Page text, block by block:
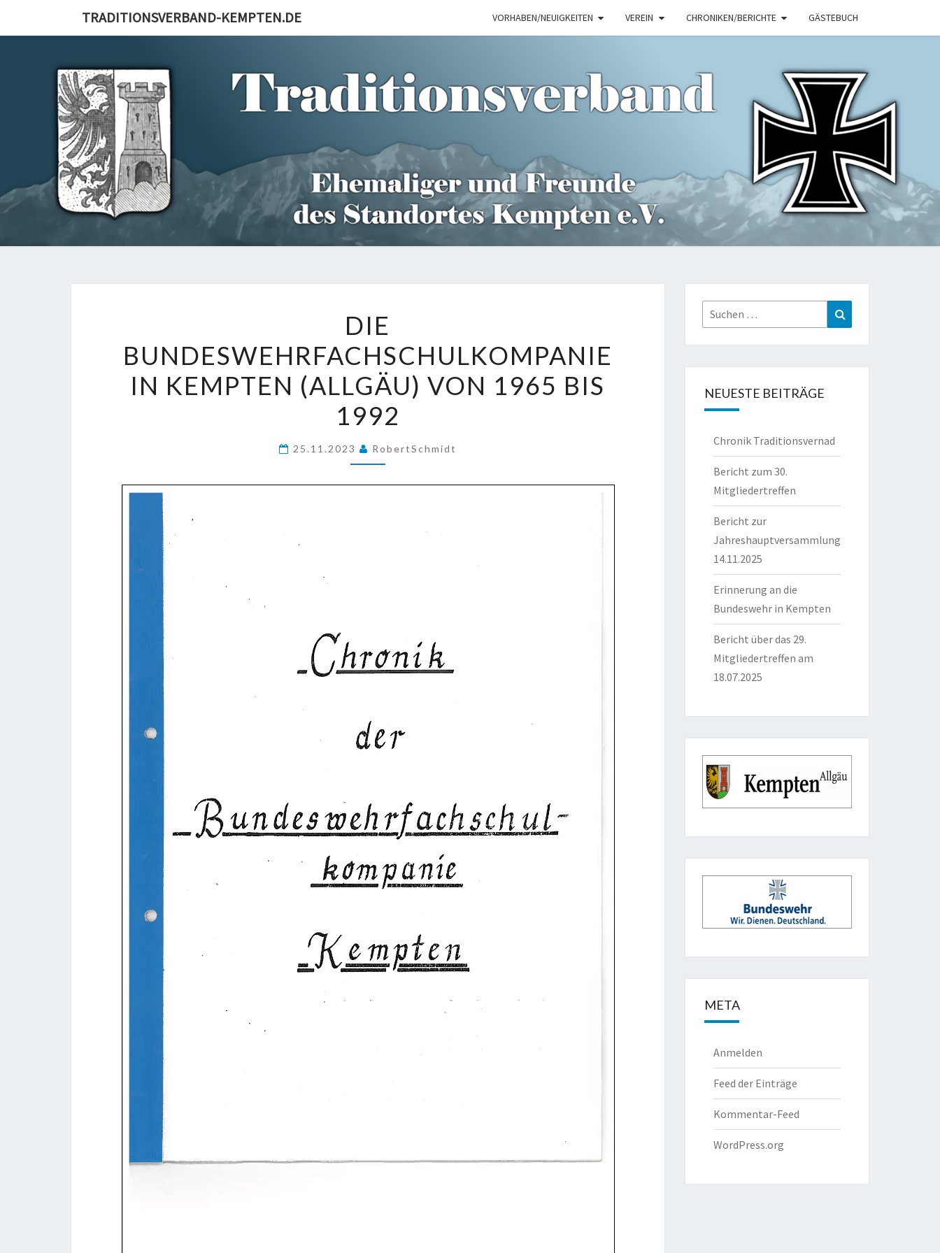
TRADITIONSVERBAND-KEMPTEN.DE VORHABEN/NEUIGKEITEN VEREIN CHRONIKEN/BERICHTE GÄSTEBUCH
BUNDESWEHRFACHSCHULKOMPANIE
IN
KEMPTEN
(ALLGÄU)
VON
BIS
DIE
BUNDESWEHRFACHSCHULKOMPANIE
IN KEMPTEN (ALLGÄU) VON 1965 BIS
1992
25.11.2023 RobertSchmidt
Suche
nach:
NEUESTE BEITRÄGE
Chronik Traditionsvernad
Bericht zum 30.
Mitgliedertreffen
Bericht zur
Jahreshauptversammlung
14.11.2025
Erinnerung an die
Bundeswehr in Kempten
Bericht über das 29.
Mitgliedertreffen am
18.07.2025
META
Anmelden
Feed der Einträge
Kommentar-Feed
WordPress.org